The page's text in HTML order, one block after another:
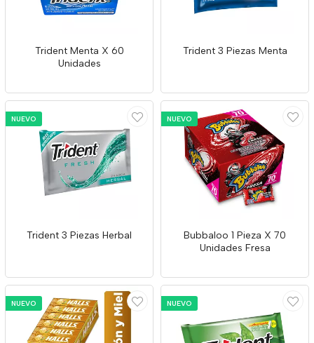
Trident Menta X 60
Unidades
Trident 3 Piezas Menta
NUEVO
Trident 3 Piezas Herbal
NUEVO
Bubbaloo 1 Pieza X 70
Unidades Fresa
NUEVO NUEVO